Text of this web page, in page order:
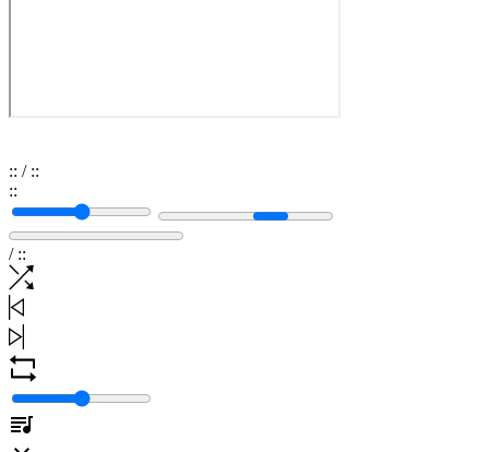
:: / ::
::
/ ::